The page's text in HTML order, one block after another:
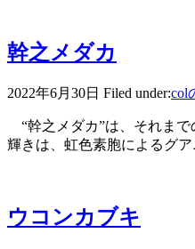
幹之メダカ
2022年6月30日 Filed under:col
“幹之メダカ”は、それま
輝きは、虹色素胞によるグ
ウコンカブキ